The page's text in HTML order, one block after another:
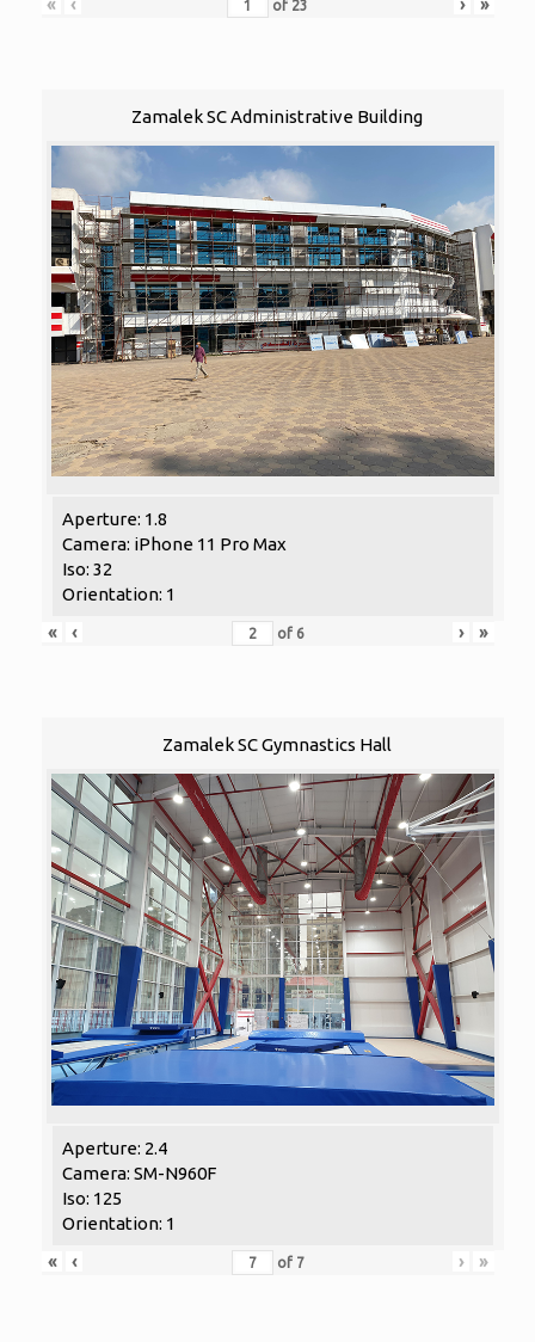
of 23
Zamalek SC Administrative Building
Aperture: 1.8
Camera: iPhone 11 Pro Max
Iso: 32
Orientation: 1
«
‹ of 6 › »
Zamalek SC Gymnastics Hall
Aperture: 2.4
Camera: SM-N960F
Iso: 125
Orientation: 1
«
‹ of 7 › »